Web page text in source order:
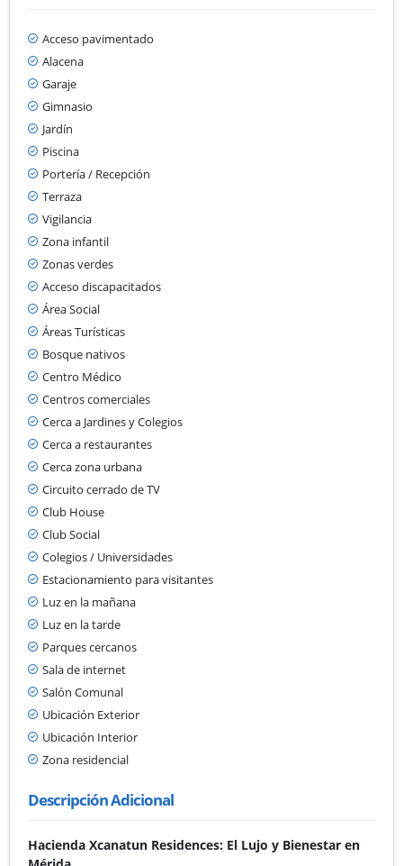
Acceso pavimentado
Alacena
Garaje
Gimnasio
Jardín
Piscina
Portería / Recepción
Terraza
Vigilancia
Zona infantil
Zonas verdes
Acceso discapacitados
Área Social
Áreas Turísticas
Bosque nativos
Centro Médico
Centros comerciales
Cerca a Jardines y Colegios
Cerca a restaurantes
Cerca zona urbana
Circuito cerrado de TV
Club House
Club Social
Colegios / Universidades
Estacionamiento para visitantes
Luz en la mañana
Luz en la tarde
Parques cercanos
Sala de internet
Salón Comunal
Ubicación Exterior
Ubicación Interior
Zona residencial
Descripción Adicional
Hacienda Xcanatun Residences: El Lujo y Bienestar en